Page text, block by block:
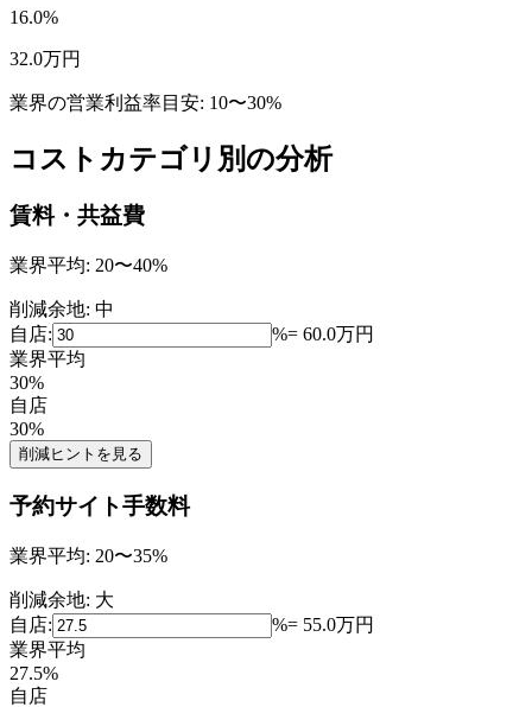
16.0%
32.0万円
業界の営業利益率目安: 10〜30%
コストカテゴリ別の分析
賃料・共益費
業界平均: 20〜40%
削減余地: 中
自店:
%= 60.0万円
業界平均
30%
自店
30%
削減ヒントを見る
予約サイト手数料
業界平均: 20〜35%
削減余地: 大
自店:
%= 55.0万円
業界平均
27.5%
自店